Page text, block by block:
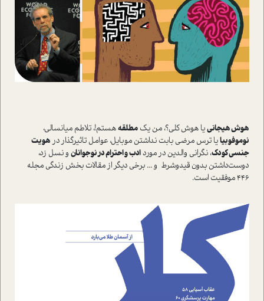
هوش هیجانییا هوش کلی؟، من یک مطلقههستم!، تلاطم میانسالی،
نوموفوبیایا ترس مرضی بابت نداشتن موبایل، عوامل تاثیرگذار درهویت
جنسی کودک، نگرانی والدین در موردادب و احترام در نوجوانان و نسل زد،
دوست‌داشتن بدون قید‌و‌شرط و ... برخی دیگر از مقالات بخش زندگی مجله
446 موفقیت است.